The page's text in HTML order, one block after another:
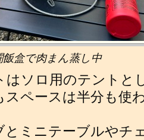
飯盒で肉まん蒸し中
はソロ用のテントと
スペースは半分も使
とミニテーブルやチ